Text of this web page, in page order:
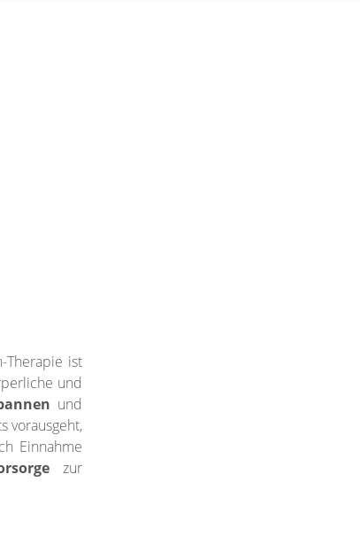
Therapie ist
und
und
vorausgeht,
Einnahme
zur